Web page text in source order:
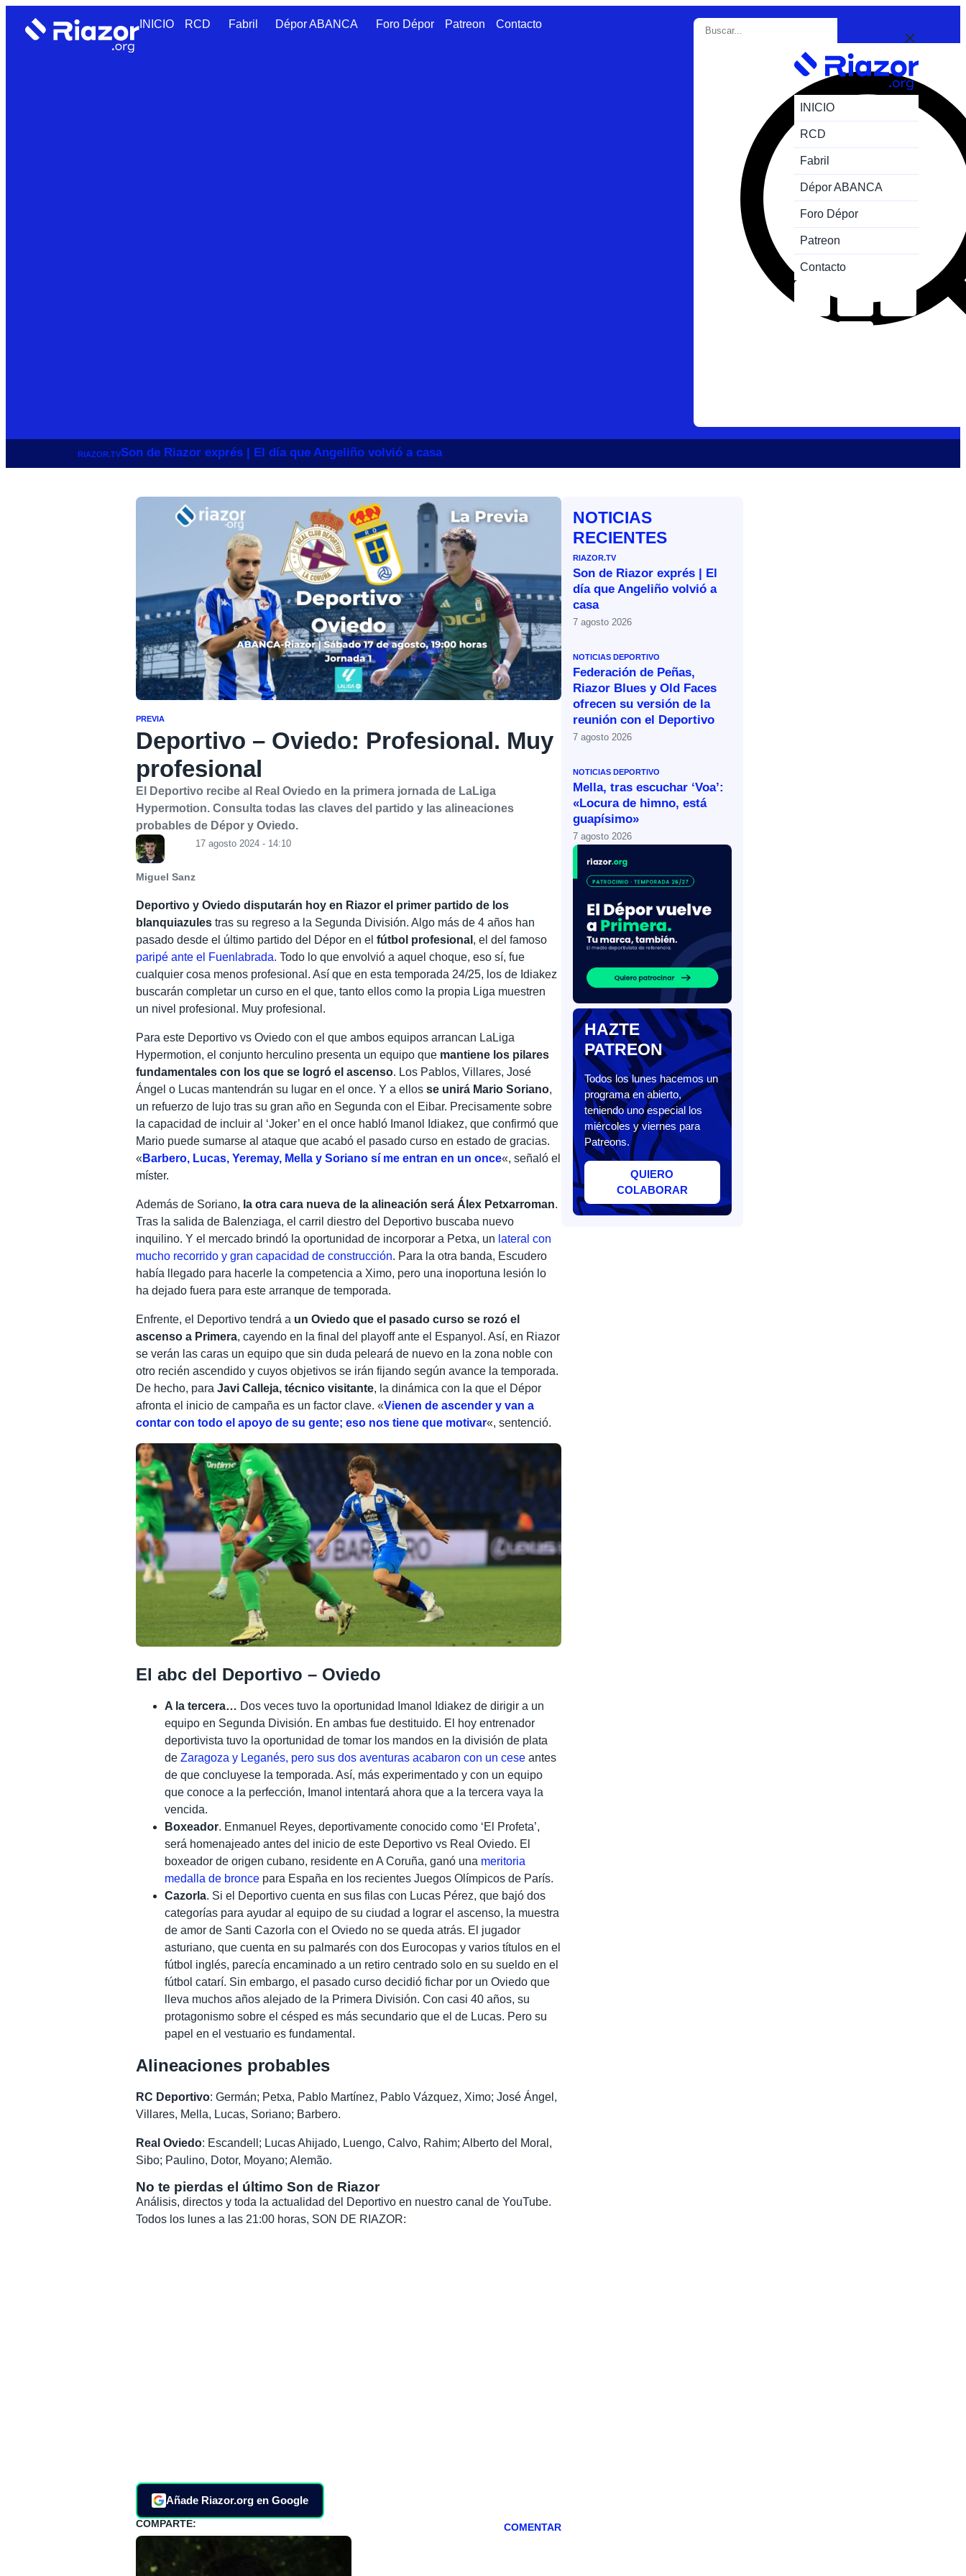
INICIO RCD Fabril Dépor ABANCA Foro Dépor Patreon Contacto
INICIO
RCD
Fabril
Dépor ABANCA
Foro Dépor
Patreon
Contacto
RIAZOR.TVSon de Riazor exprés | El día que Angeliño volvió a casa
PREVIA
Deportivo – Oviedo: Profesional. Muy
profesional
El Deportivo recibe al Real Oviedo en la primera jornada de LaLiga
Hypermotion. Consulta todas las claves del partido y las alineaciones
probables de Dépor y Oviedo.
Miguel Sanz
17 agosto 2024 - 14:10
Deportivo y Oviedo disputarán hoy en Riazor el primer partido de los
blanquiazulestras su regreso a la Segunda División. Algo más de 4 años han
pasado desde el último partido del Dépor en elfútbol profesional , el del famoso
paripé ante el Fuenlabrada. Todo lo que envolvió a aquel choque, eso sí, fue
cualquier cosa menos profesional. Así que en esta temporada 24/25, los de Idiakez
buscarán completar un curso en el que, tanto ellos como la propia Liga muestren
un nivel profesional. Muy profesional.
Para este Deportivo vs Oviedo con el que ambos equipos arrancan LaLiga
Hypermotion, el conjunto herculino presenta un equipo que mantiene los pilares
fundamentales con los que se logró el ascenso. Los Pablos, Villares, José
Ángel o Lucas mantendrán su lugar en el once. Y a ellosse unirá Mario Soriano,
un refuerzo de lujo tras su gran año en Segunda con el Eibar. Precisamente sobre
la capacidad de incluir al ‘Joker’ en el once habló Imanol Idiakez, que confirmó que
Mario puede sumarse al ataque que acabó el pasado curso en estado de gracias.
« Barbero, Lucas, Yeremay, Mella y Soriano sí me entran en un once«, señaló el
míster.
Además de Soriano, la otra cara nueva de la alineación será Álex Petxarroman.
Tras la salida de Balenziaga, el carril diestro del Deportivo buscaba nuevo
inquilino. Y el mercado brindó la oportunidad de incorporar a Petxa, un lateral con
mucho recorrido y gran capacidad de construcción. Para la otra banda, Escudero
había llegado para hacerle la competencia a Ximo, pero una inoportuna lesión lo
ha dejado fuera para este arranque de temporada.
Enfrente, el Deportivo tendrá a un Oviedo que el pasado curso se rozó el
ascenso a Primera, cayendo en la final del playoff ante el Espanyol. Así, en Riazor
se verán las caras un equipo que sin duda peleará de nuevo en la zona noble con
otro recién ascendido y cuyos objetivos se irán fijando según avance la temporada.
De hecho, paraJavi Calleja, técnico visitante, la dinámica con la que el Dépor
afronta el inicio de campaña es un factor clave. «Vienen de ascender y van a
contar con todo el apoyo de su gente; eso nos tiene que motivar«, sentenció.
El abc del Deportivo – Oviedo
A la tercera… Dos veces tuvo la oportunidad Imanol Idiakez de dirigir a un
equipo en Segunda División. En ambas fue destituido. El hoy entrenador
deportivista tuvo la oportunidad de tomar los mandos en la división de plata
deZaragoza y Leganés, pero sus dos aventuras acabaron con un cese antes
de que concluyese la temporada. Así, más experimentado y con un equipo
que conoce a la perfección, Imanol intentará ahora que a la tercera vaya la
vencida.
Boxeador. Enmanuel Reyes, deportivamente conocido como ‘El Profeta’,
será homenajeado antes del inicio de este Deportivo vs Real Oviedo. El
boxeador de origen cubano, residente en A Coruña, ganó una meritoria
medalla de bronce para España en los recientes Juegos Olímpicos de París.
Cazorla. Si el Deportivo cuenta en sus filas con Lucas Pérez, que bajó dos
categorías para ayudar al equipo de su ciudad a lograr el ascenso, la muestra
de amor de Santi Cazorla con el Oviedo no se queda atrás. El jugador
asturiano, que cuenta en su palmarés con dos Eurocopas y varios títulos en el
fútbol inglés, parecía encaminado a un retiro centrado solo en su sueldo en el
fútbol catarí. Sin embargo, el pasado curso decidió fichar por un Oviedo que
lleva muchos años alejado de la Primera División. Con casi 40 años, su
protagonismo sobre el césped es más secundario que el de Lucas. Pero su
papel en el vestuario es fundamental.
Alineaciones probables
RC Deportivo: Germán; Petxa, Pablo Martínez, Pablo Vázquez, Ximo; José Ángel,
Villares, Mella, Lucas, Soriano; Barbero.
Real Oviedo: Escandell; Lucas Ahijado, Luengo, Calvo, Rahim; Alberto del Moral,
Sibo; Paulino, Dotor, Moyano; Alemão.
No te pierdas el último Son de Riazor
Análisis, directos y toda la actualidad del Deportivo en nuestro canal de YouTube.
Todos los lunes a las 21:00 horas, SON DE RIAZOR:
Añade Riazor.org en Google
COMPARTE: COMENTAR
NOTICIAS
RECIENTES
RIAZOR.TV
Son de Riazor exprés | El
día que Angeliño volvió a
casa
7 agosto 2026
NOTICIAS DEPORTIVO
Federación de Peñas,
Riazor Blues y Old Faces
ofrecen su versión de la
reunión con el Deportivo
7 agosto 2026
NOTICIAS DEPORTIVO
Mella, tras escuchar ‘Voa’:
«Locura de himno, está
guapísimo»
7 agosto 2026
HAZTE
PATREON
Todos los lunes hacemos un
programa en abierto,
teniendo uno especial los
miércoles y viernes para
Patreons.
QUIERO
COLABORAR